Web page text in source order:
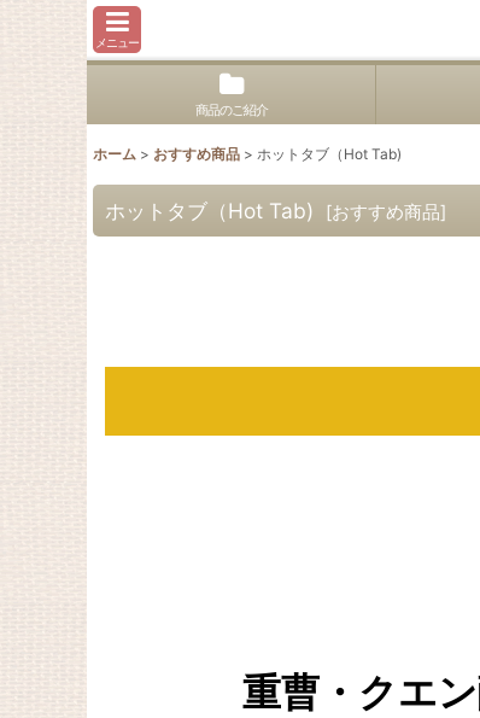
メニュー
商品のご紹介
ホーム > おすすめ商品 > ホットタブ（Hot Tab)
ホットタブ（Hot Tab) [おすすめ商品]
重曹・クエ